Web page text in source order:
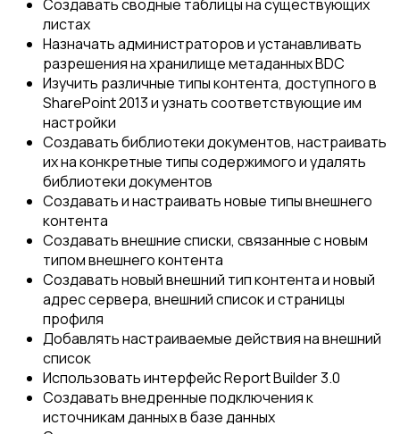
Создавать сводные таблицы на существующих
листах
Назначать администраторов и устанавливать
разрешения на хранилище метаданных BDC
Изучить различные типы контента, доступного в
SharePoint 2013 и узнать соответствующие им
настройки
Создавать библиотеки документов, настраивать
их на конкретные типы содержимого и удалять
библиотеки документов
Создавать и настраивать новые типы внешнего
контента
Создавать внешние списки, связанные с новым
типом внешнего контента
Создавать новый внешний тип контента и новый
адрес сервера, внешний список и страницы
профиля
Добавлять настраиваемые действия на внешний
список
Использовать интерфейс Report Builder 3.0
Создавать внедренные подключения к
источникам данных в базе данных